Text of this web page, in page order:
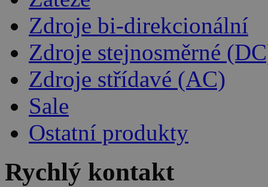
Zdroje bi-direkcionální
Zdroje stejnosměrné
Zdroje střídavé (AC)
Sale
Ostatní produkty
Rychlý kontakt